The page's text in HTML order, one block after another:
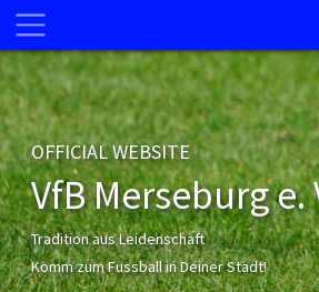
OFFICIAL WEBSITE
VfB Merseburg e.
Tradition aus Leidenschaft
Komm zum Fussball in Deiner Stadt!